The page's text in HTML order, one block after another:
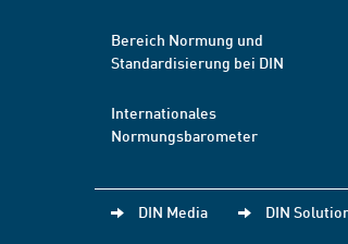
Bereich Normung und
Standardisierung bei DIN
Internationales
Normungsbarometer
DIN Media DIN